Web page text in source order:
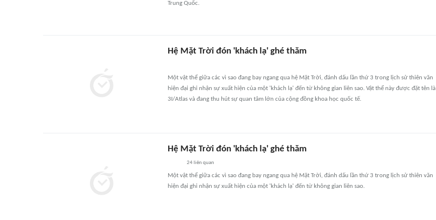
Trung Quốc.
Hệ Mặt Trời đón 'khách lạ' ghé thăm
Một vật thể giữa các vì sao đang bay ngang qua hệ Mặt Trời, đánh dấu lần thứ 3 trong lịch sử thiên văn
hiện đại ghi nhận sự xuất hiện của một 'khách lạ' đến từ không gian liên sao. Vật thể này được đặt tên là
3I/Atlas và đang thu hút sự quan tâm lớn của cộng đồng khoa học quốc tế.
Hệ Mặt Trời đón 'khách lạ' ghé thăm
24 liên quan
Một vật thể giữa các vì sao đang bay ngang qua hệ Mặt Trời, đánh dấu lần thứ 3 trong lịch sử thiên văn
hiện đại ghi nhận sự xuất hiện của một 'khách lạ' đến từ không gian liên sao.